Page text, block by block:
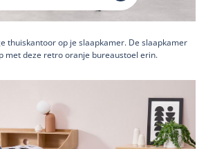
thuiskantoor op je slaapkamer. De slaapkamer
met deze retro oranje bureaustoel erin.